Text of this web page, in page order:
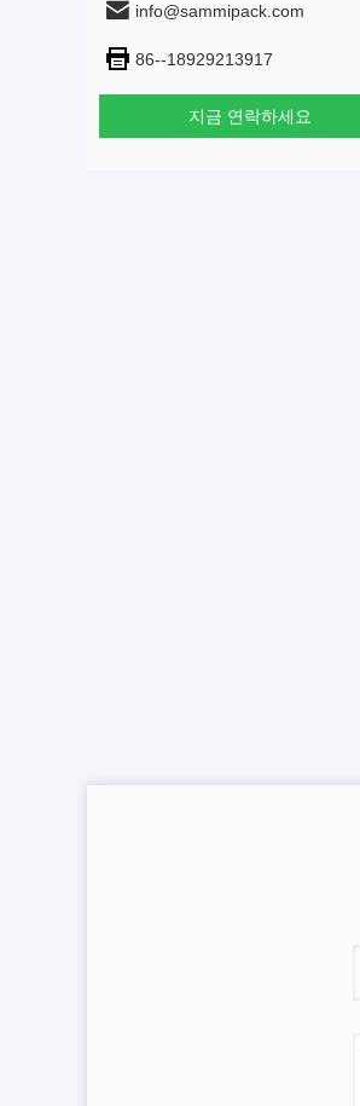
info@sammipack.com
86--18929213917
지금 연락하세요